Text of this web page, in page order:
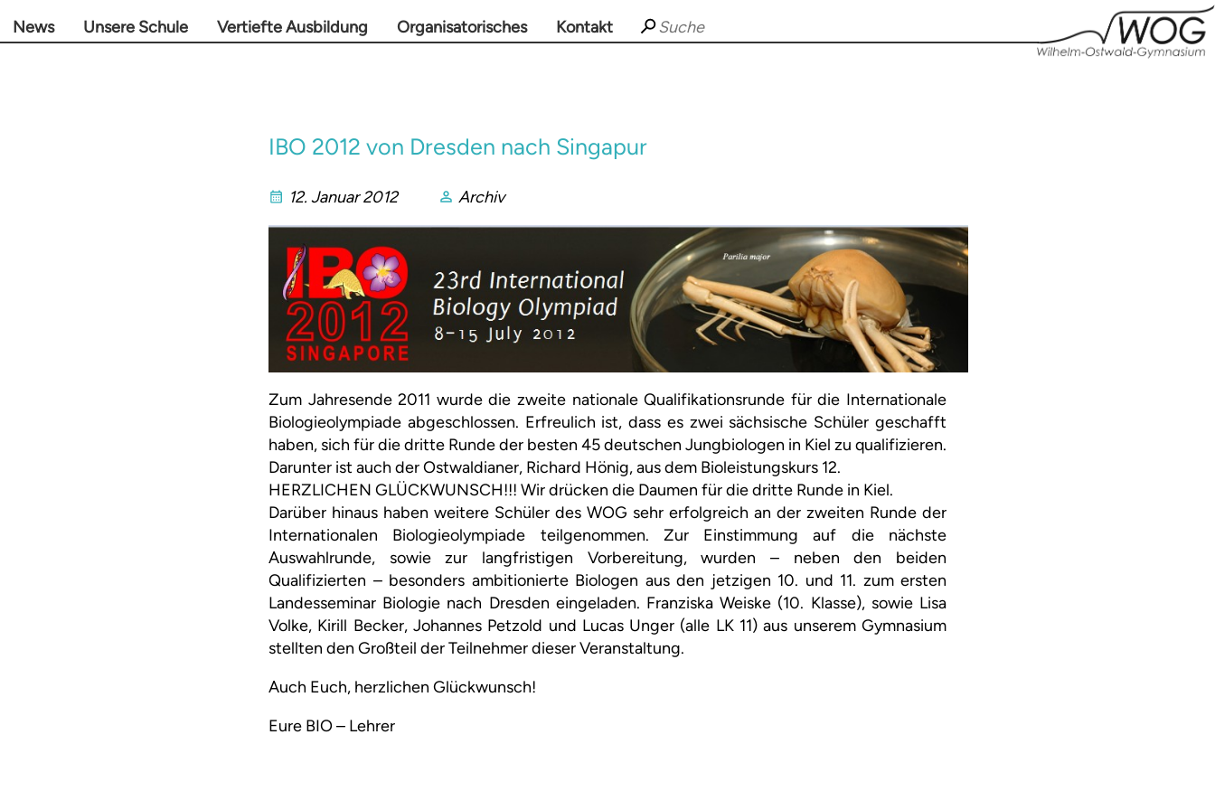
News Unsere Schule Vertiefte Ausbildung Organisatorisches Kontakt
IBO 2012 von Dresden nach Singapur
12. Januar 2012 Archiv
Zum Jahresende 2011 wurde die zweite nationale Qualifikationsrunde für die Internationale
Biologieolympiade abgeschlossen. Erfreulich ist, dass es zwei sächsische Schüler geschafft
haben, sich für die dritte Runde der besten 45 deutschen Jungbiologen in Kiel zu qualifizieren.
Darunter ist auch der Ostwaldianer, Richard Hönig, aus dem Bioleistungskurs 12.
HERZLICHEN GLÜCKWUNSCH!!! Wir drücken die Daumen für die dritte Runde in Kiel.
Darüber hinaus haben weitere Schüler des WOG sehr erfolgreich an der zweiten Runde der
Internationalen Biologieolympiade teilgenommen. Zur Einstimmung auf die nächste
Auswahlrunde, sowie zur langfristigen Vorbereitung, wurden – neben den beiden
Qualifizierten – besonders ambitionierte Biologen aus den jetzigen 10. und 11. zum ersten
Landesseminar Biologie nach Dresden eingeladen. Franziska Weiske (10. Klasse), sowie Lisa
Volke, Kirill Becker, Johannes Petzold und Lucas Unger (alle LK 11) aus unserem Gymnasium
stellten den Großteil der Teilnehmer dieser Veranstaltung.
Auch Euch, herzlichen Glückwunsch!
Eure BIO – Lehrer